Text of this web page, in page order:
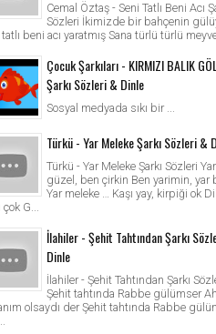
Cemal Öztaş - Seni Tatlı Beni Acı
Sözleri İkimizde bir bahçenin
beni acı yaratmış Sana türlü türlü
Çocuk Şarkıları - KIRMIZI BALIK
Şarkı Sözleri & Dinle
Sosyal medyada sıkı bir ...
Türkü - Yar Meleke Şarkı Sözleri &
Türkü - Yar Meleke Şarkı Sözleri
güzel, ben çirkin Ben yarimin, yar
Yar meleke … Kaşı yay, kirpiği ok
çok G...
İlahiler - Şehit Tahtından Şarkı
Dinle
İlahiler - Şehit Tahtından Şarkı
Şehit tahtında Rabbe gülümser
olsaydı der Şehit tahtında Rabbe